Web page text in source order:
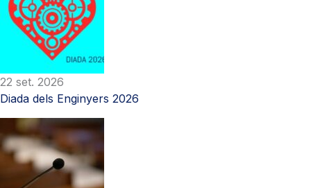
22 set. 2026
Diada dels Enginyers 2026